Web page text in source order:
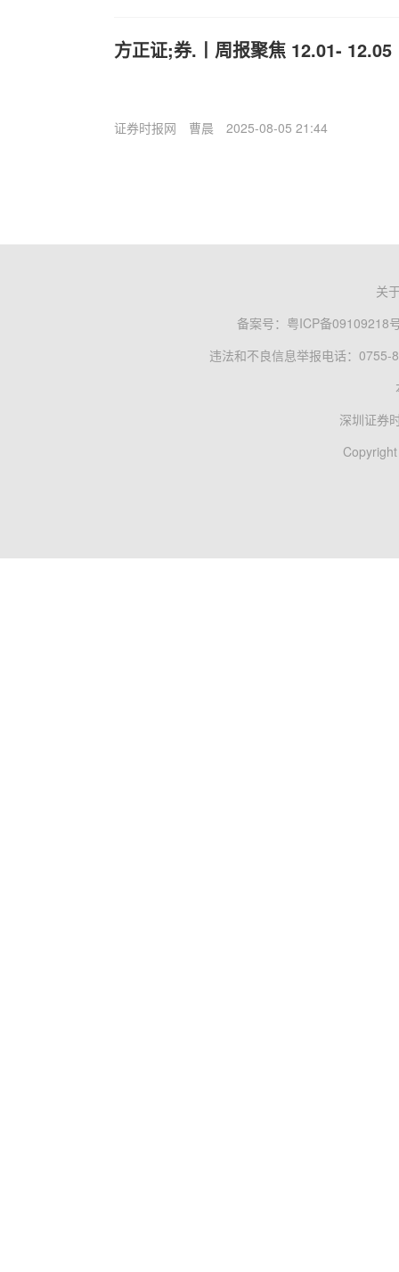
方正证;券.丨周报聚焦 12.01- 12.05
证券时报网 曹晨 2025-08-05 21:44
关
备案号： 粤ICP备09109218
违法和不良信息举报电话：0755-
深圳证券